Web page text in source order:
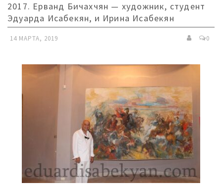
2017. Ерванд Бичахчян — художник, студент
Эдуарда Исабекян, и Ирина Исабекян
14 МАРТА, 2019 0